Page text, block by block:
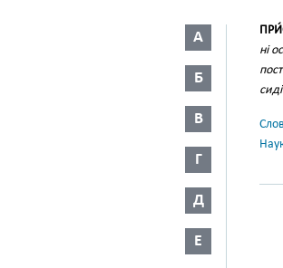
А
Б
В
Г
Д
Е
ні